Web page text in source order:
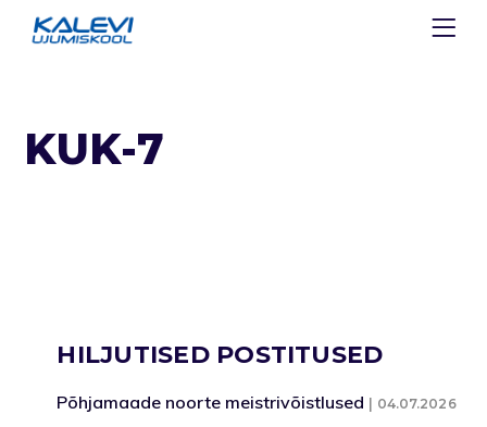
KUK-7
HILJUTISED POSTITUSED
Põhjamaade noorte meistrivõistlused 04.07.2026